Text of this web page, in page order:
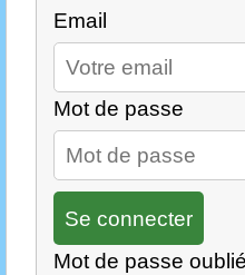
Email
Mot de passe
Mot de passe